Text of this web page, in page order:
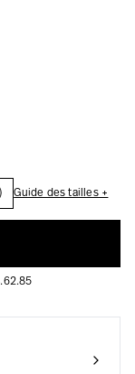
Guide des tailles +